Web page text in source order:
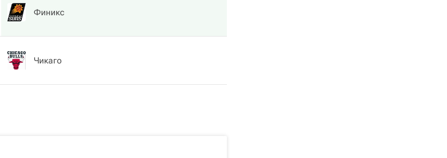
Финикс
Чикаго